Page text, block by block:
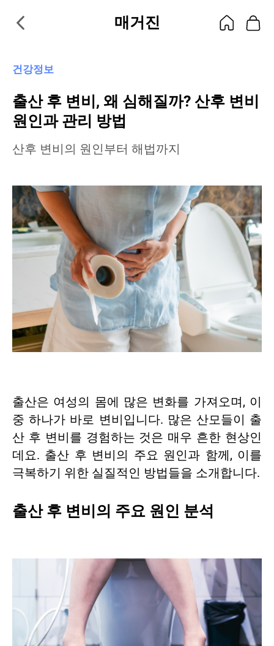
매거진
건강정보
출산 후 변비, 왜 심해질까? 산후 변비
원인과 관리 방법
산후 변비의 원인부터 해법까지
출산은 여성의 몸에 많은 변화를 가져오며, 이
중 하나가 바로 변비입니다. 많은 산모들이 출
산 후 변비를 경험하는 것은 매우 흔한 현상인
데요. 출산 후 변비의 주요 원인과 함께, 이를
극복하기 위한 실질적인 방법들을 소개합니다.
출산 후 변비의 주요 원인 분석